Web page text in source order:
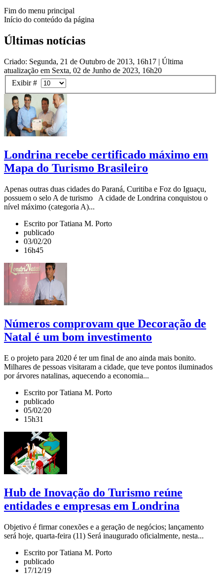
Fim do menu principal
Início do conteúdo da página
Últimas notícias
Criado: Segunda, 21 de Outubro de 2013, 16h17 | Última
atualização em Sexta, 02 de Junho de 2023, 16h20
Exibir #
Londrina recebe certificado máximo em
Mapa do Turismo Brasileiro
Apenas outras duas cidades do Paraná, Curitiba e Foz do Iguaçu,
possuem o selo A de turismo A cidade de Londrina conquistou o
nível máximo (categoria A)...
Escrito por Tatiana M. Porto
publicado
03/02/20
16h45
Números comprovam que Decoração de
Natal é um bom investimento
E o projeto para 2020 é ter um final de ano ainda mais bonito.
Milhares de pessoas visitaram a cidade, que teve pontos iluminados
por árvores natalinas, aquecendo a economia...
Escrito por Tatiana M. Porto
publicado
05/02/20
15h31
Hub de Inovação do Turismo reúne
entidades e empresas em Londrina
Objetivo é firmar conexões e a geração de negócios; lançamento
será hoje, quarta-feira (11) Será inaugurado oficialmente, nesta...
Escrito por Tatiana M. Porto
publicado
17/12/19